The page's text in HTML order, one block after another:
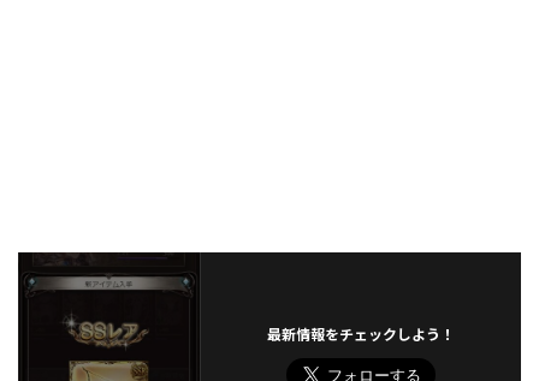
最新情報をチェックしよう！